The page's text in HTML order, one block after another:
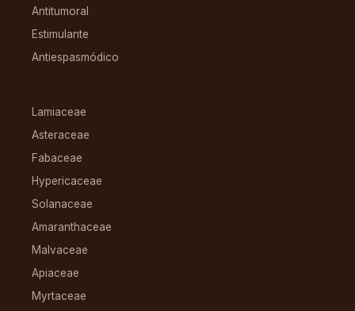
Antitumoral
Estimulante
Antiespasmódico
Lamiaceae
Asteraceae
Fabaceae
Hypericaceae
Solanaceae
Amaranthaceae
Malvaceae
Apiaceae
Myrtaceae